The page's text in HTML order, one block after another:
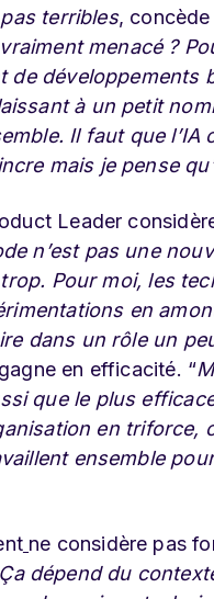
terribles, concède
menacé ?
développements
à un petit
Il faut que
mais je pense
Leader
n’est pas une
Pour moi, les
en
dans un rôle un
en efficacité. “
que le plus
en triforce,
ensemble
ne considère pas
Ça dépend du